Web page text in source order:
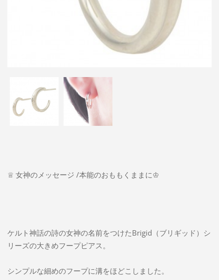
♕ 女神のメッセージ /本能のおももくままに♔
ケルト神話の詩の女神の名前をつけたBrigid（ブリギッド）シ
リーズの大きめフープピアス。
シンプルな細めのフープに溝をほどこしました。